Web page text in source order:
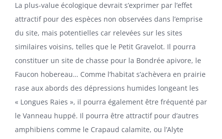
La plus-value écologique devrait s’exprimer par l’effet
attractif pour des espèces non observées dans l’emprise
du site, mais potentielles car relevées sur les sites
similaires voisins, telles que le Petit Gravelot. Il pourra
constituer un site de chasse pour la Bondrée apivore, le
Faucon hobereau… Comme l’habitat s’achèvera en prairie
rase aux abords des dépressions humides longeant les
« Longues Raies », il pourra également être fréquenté par
le Vanneau huppé. Il pourra être attractif pour d’autres
amphibiens comme le Crapaud calamite, ou l’Alyte